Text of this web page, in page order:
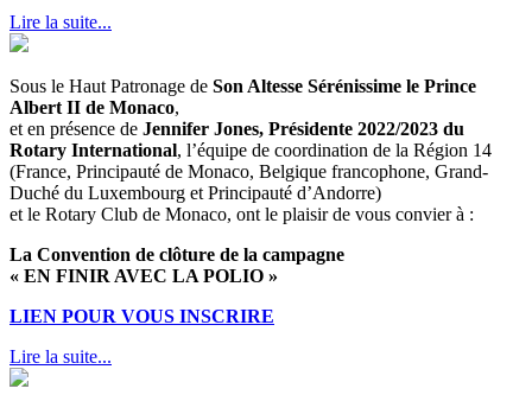
Lire la suite...
Sous le Haut Patronage de Son Altesse Sérénissime le Prince
Albert II de Monaco,
et en présence de Jennifer Jones, Présidente 2022/2023 du
Rotary International, l’équipe de coordination de la Région 14
(France, Principauté de Monaco, Belgique francophone, Grand-
Duché du Luxembourg et Principauté d’Andorre)
et le Rotary Club de Monaco, ont le plaisir de vous convier à :
La Convention de clôture de la campagne
« EN FINIR AVEC LA POLIO »
LIEN POUR VOUS INSCRIRE
Lire la suite...